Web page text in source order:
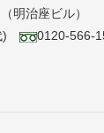
明治座ビル）
)
0120-566-